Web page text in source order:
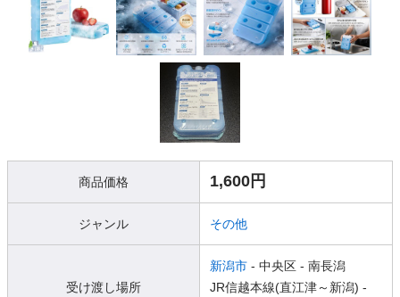
商品価格 1,600円
ジャンル その他
受け渡し場所
新潟市 - 中央区 - 南長潟
JR信越本線(直江津～新潟) -